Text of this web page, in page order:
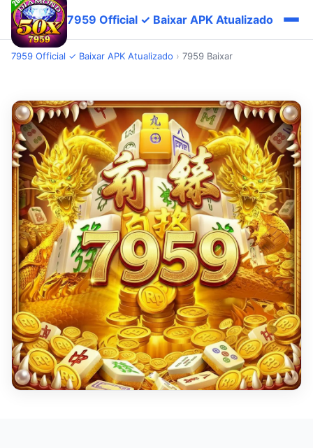
7959 Official ✓ Baixar APK Atualizado
7959 Official ✓ Baixar APK Atualizado › 7959 Baixar